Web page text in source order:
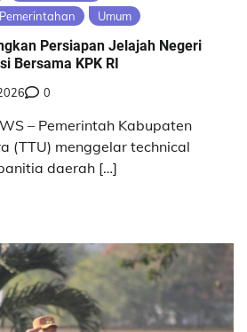
Pemerintahan Umum
Persiapan Jelajah Negeri
Bersama KPK RI
0
– Pemerintah Kabupaten
(TTU) menggelar technical
daerah […]